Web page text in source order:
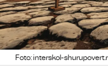
Foto: interskol-